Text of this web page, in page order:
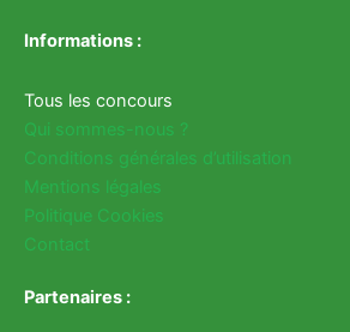
Informations :
Tous les concours
Qui sommes-nous ?
Conditions générales d’utilisation
Mentions légales
Politique Cookies
Contact
Partenaires :